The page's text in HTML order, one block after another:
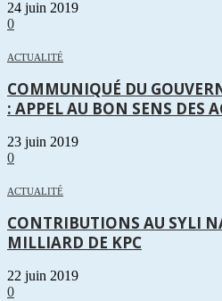
24 juin 2019
0
ACTUALITÉ
COMMUNIQUÉ DU
: APPEL AU BON SENS DES
23 juin 2019
0
ACTUALITÉ
CONTRIBUTIONS AU SYLI
MILLIARD DE KPC
22 juin 2019
0